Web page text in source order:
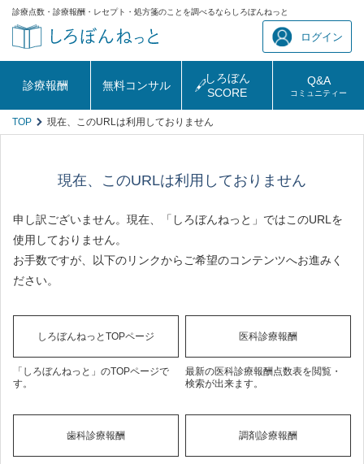
診療点数・診療報酬・レセプト・処方箋のことを調べるならしろぼんねっと
ログイン
診療報酬 無料コンサル
しろぼん
SCORE
Q&A
コミュニティー
TOP 現在、このURLは利用しておりません
現在、このURLは利用しておりません
申し訳ございません。現在、「しろぼんねっと」ではこのURLを
使用しておりません。
お手数ですが、以下のリンクからご希望のコンテンツへお進みく
ださい。
しろぼんねっとTOPページ
「しろぼんねっと」のTOPページで
す。
医科診療報酬
最新の医科診療報酬点数表を閲覧・
検索が出来ます。
歯科診療報酬 調剤診療報酬